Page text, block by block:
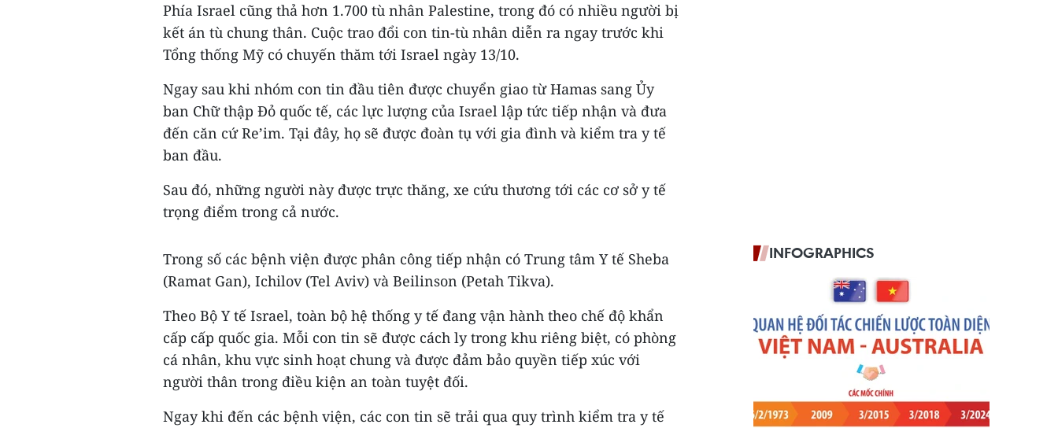
Phía Israel cũng thả hơn 1.700 tù nhân Palestine, trong đó có nhiều người bị
kết án tù chung thân. Cuộc trao đổi con tin-tù nhân diễn ra ngay trước khi
Tổng thống Mỹ có chuyến thăm tới Israel ngày 13/10.
Ngay sau khi nhóm con tin đầu tiên được chuyển giao từ Hamas sang Ủy
ban Chữ thập Đỏ quốc tế, các lực lượng của Israel lập tức tiếp nhận và đưa
đến căn cứ Re’im. Tại đây, họ sẽ được đoàn tụ với gia đình và kiểm tra y tế
ban đầu.
Sau đó, những người này được trực thăng, xe cứu thương tới các cơ sở y tế
trọng điểm trong cả nước.
Trong số các bệnh viện được phân công tiếp nhận có Trung tâm Y tế Sheba
(Ramat Gan), Ichilov (Tel Aviv) và Beilinson (Petah Tikva).
Theo Bộ Y tế Israel, toàn bộ hệ thống y tế đang vận hành theo chế độ khẩn
cấp cấp quốc gia. Mỗi con tin sẽ được cách ly trong khu riêng biệt, có phòng
cá nhân, khu vực sinh hoạt chung và được đảm bảo quyền tiếp xúc với
người thân trong điều kiện an toàn tuyệt đối.
Ngay khi đến các bệnh viện, các con tin sẽ trải qua quy trình kiểm tra y tế
INFOGRAPHICS